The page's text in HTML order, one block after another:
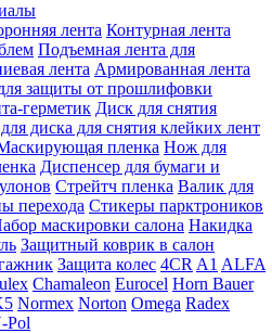
лента Контурная лента
Подъемная лента для
лента Армированная лента
защиты от прошлифовки
герметик Диск для снятия
диска для снятия клейких лент
пленка Нож для
Диспенсер для бумаги и
Стрейтч пленка Валик для
перехода Стикеры парктроников
маскировки салона Накидка
Защитный коврик в салон
Защита колес 4CR A1 ALFA
Chamaleon Eurocel Horn Bauer
Normex Norton Omega Radex
Pol